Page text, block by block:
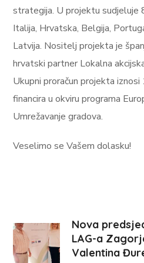
strategija. U projektu sudjeluje
Italija, Hrvatska, Belgija,
Latvija. Nositelj projekta je
hrvatski partner Lokalna
Ukupni proračun projekta
financira u okviru programa
Umrežavanje gradova.
Veselimo se Vašem dolasku!
Nova
LAG-a
Valentina